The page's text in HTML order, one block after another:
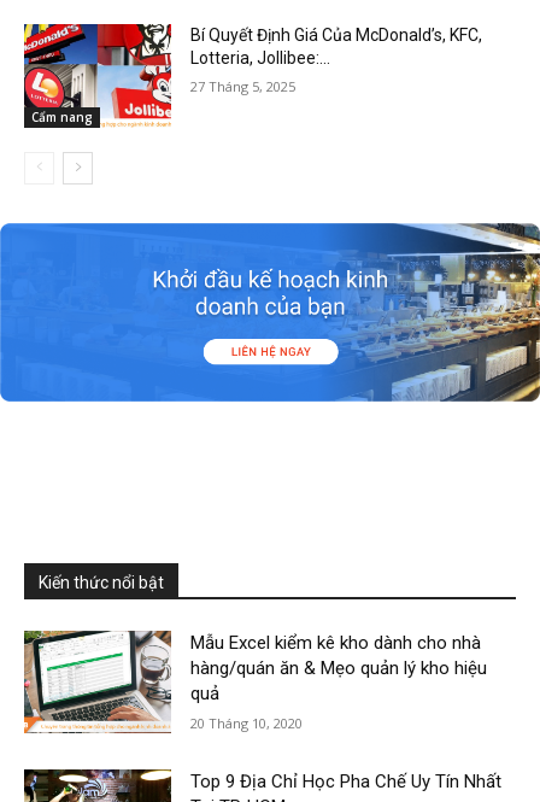
Cẩm nang
Bí Quyết Định Giá Của McDonald’s, KFC,
Lotteria, Jollibee:...
27 Tháng 5, 2025
Kiến thức nổi bật
Mẫu Excel kiểm kê kho dành cho nhà
hàng/quán ăn & Mẹo quản lý kho hiệu
quả
20 Tháng 10, 2020
Top 9 Địa Chỉ Học Pha Chế Uy Tín Nhất